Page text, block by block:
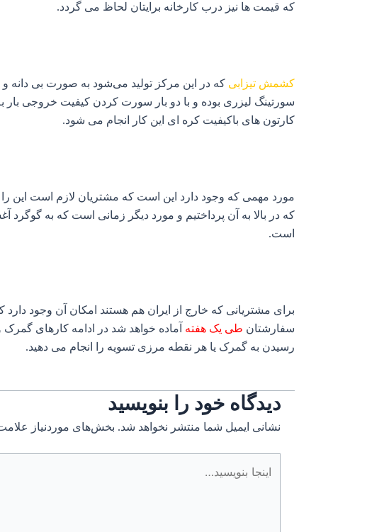
که قیمت ها نیز درب کارخانه برایتان لحاظ می گردد.
کشمش تیزابی که در این مرکز تولید می‌شود به صورت بی دانه و
سورتینگ لیزری بوده و با دو بار سورت کردن کیفیت خروجی
کارتون های باکیفیت کره ای این کار انجام می شود.
مورد مهمی که وجود دارد این است که مشتریان لازم است این را
که در بالا به آن پرداختیم و مورد دیگر زمانی است که به گوگرد
است.
برای مشتریانی که خارج از ایران هم هستند امکان آن وجود دارد
سفارشتان طی یک هفته آماده خواهد شد در ادامه کارهای
رسیدن به گمرک یا هر نقطه مرزی تسویه را انجام می دهید.
دیدگاه‌ خود را بنویسید
نشانی ایمیل شما منتشر نخواهد شد. بخش‌های موردنیاز
بنویسید…